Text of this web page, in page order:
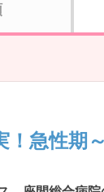
！急性